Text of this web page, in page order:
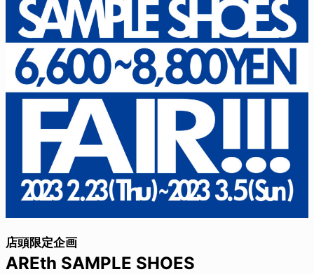
店頭限定企画
AREth SAMPLE SHOES